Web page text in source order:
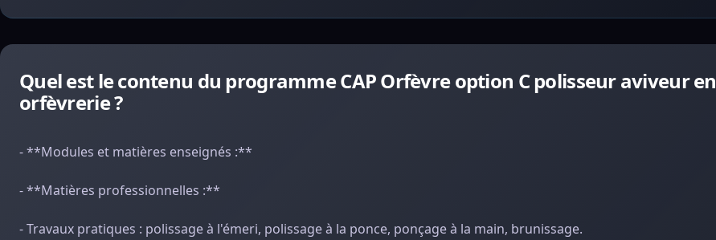
Quel est le contenu du programme CAP Orfèvre option C polisseur aviveur en
orfèvrerie ?
- **Modules et matières enseignés :**
- **Matières professionnelles :**
- Travaux pratiques : polissage à l'émeri, polissage à la ponce, ponçage à la main, brunissage.